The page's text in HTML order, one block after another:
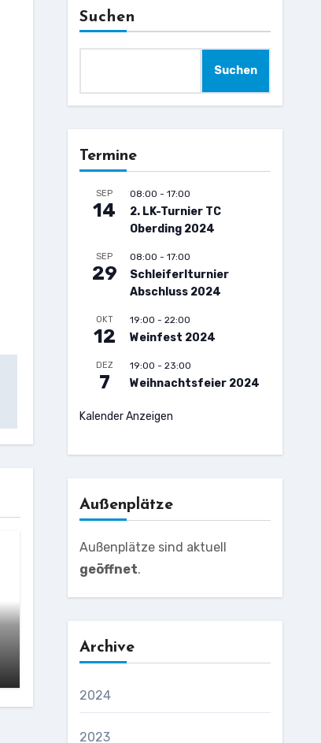
Suchen
Suchen
Termine
SEP
14
08:00 - 17:00
2. LK-Turnier TC
Oberding 2024
SEP
29
08:00 - 17:00
Schleiferlturnier
Abschluss 2024
OKT
12
19:00 - 22:00
Weinfest 2024
DEZ
7
19:00 - 23:00
Weihnachtsfeier 2024
Kalender Anzeigen
Außenplätze
Außenplätze sind aktuell
geöffnet.
Archive
2024
2023